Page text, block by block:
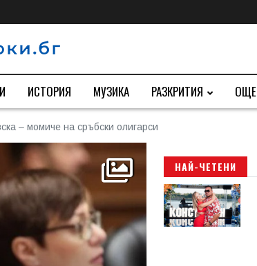
ИСТОРИЯ МУЗИКА РАЗКРИТИЯ ОЩЕ
– момиче на сръбски олигарси
НАЙ-ЧЕТЕНИ